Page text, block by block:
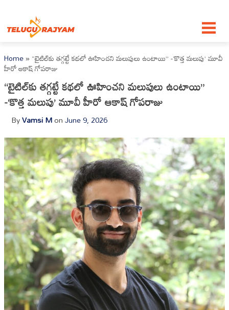
Home»“టైటిల్‌కు తగ్గట్టే కథలో ఊహించని మలుపులు ఉంటాయి” -‘కొత్త మలుపు’ మూవీ
హీరో ఆకాష్ గోపరాజు
“టైటిల్‌కు తగ్గట్టే కథలో ఊహించని మలుపులు ఉంటాయి”
-‘కొత్త మలుపు’ మూవీ హీరో ఆకాష్ గోపరాజు
ByVamsi MonJune 9, 2026